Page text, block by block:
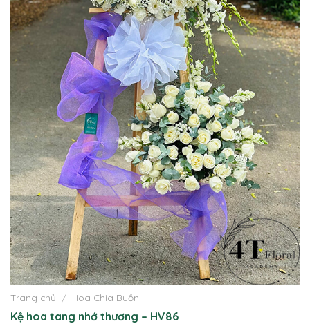
Trang chủ / Hoa Chia Buồn
Kệ hoa tang nhớ thương – HV86